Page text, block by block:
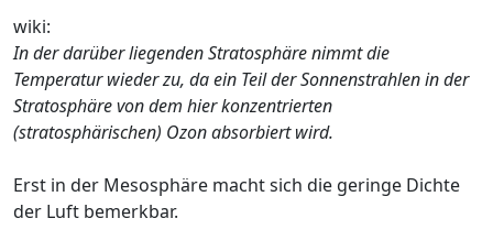
wiki:
In der darüber liegenden Stratosphäre nimmt die
Temperatur wieder zu, da ein Teil der Sonnenstrahlen in der
Stratosphäre von dem hier konzentrierten
(stratosphärischen) Ozon absorbiert wird.
Erst in der Mesosphäre macht sich die geringe Dichte
der Luft bemerkbar.